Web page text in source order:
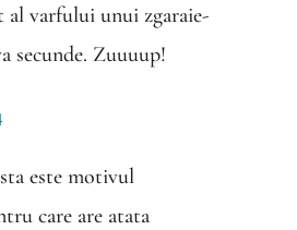
al varfului unui zgaraie-
secunde. Zuuuup!
este motivul
care are atata